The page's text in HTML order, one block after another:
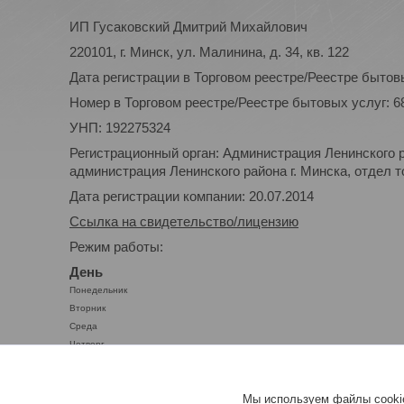
ИП Гусаковский Дмитрий Михайлович
220101, г. Минск, ул. Малинина, д. 34, кв. 122
Дата регистрации в Торговом реестре/Реестре
Номер в Торговом реестре/Реестре бытовых услуг:
УНП: 192275324
Регистрационный орган: Администрация
администрация Ленинского района г. Минска, отдел
Дата регистрации компании: 20.07.2014
Ссылка на свидетельство/лицензию
Режим работы:
День
Понедельник
Вторник
Среда
Четверг
Мы используем файлы